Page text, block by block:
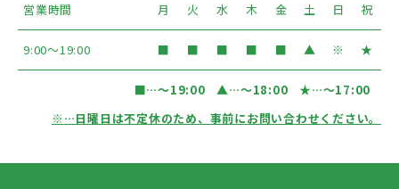
営業時間 月 火 水 木 金 土 日 祝
9:00〜19:00 ■ ■ ■ ■ ■ ▲ ※ ★
■…〜19:00 ▲…〜18:00 ★…〜17:00
※ …日曜日は不定休のため、事前にお問い合わせください。